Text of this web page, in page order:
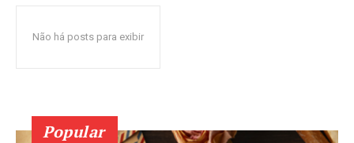
Não há posts para exibir
Popular